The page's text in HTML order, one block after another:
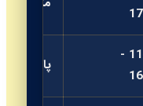
115,000 -
پایین